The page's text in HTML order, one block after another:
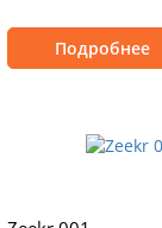
Подробнее